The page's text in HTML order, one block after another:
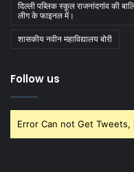
दिल्ली पब्लिक स्कूल राजनांदगांव की
लीग के फाइनल में।
शासकीय नवीन महाविद्यालय बोरी
Follow us
Error Can not Get